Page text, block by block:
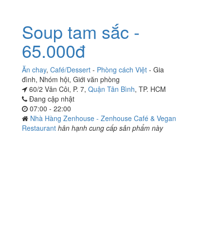
Soup tam sắc -
65.000đ
Ăn chay, Café/Dessert - Phòng cách Việt - Gia
đình, Nhóm hội, Giới văn phòng
60/2 Vân Côi, P. 7, Quận Tân Bình, TP. HCM
Đang cập nhật
07:00 - 22:00
Nhà Hàng Zenhouse - Zenhouse Café & Vegan
Restaurant hân hạnh cung cấp sản phẩm này